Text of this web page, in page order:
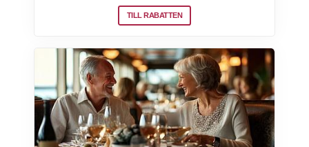
TILL RABATTEN